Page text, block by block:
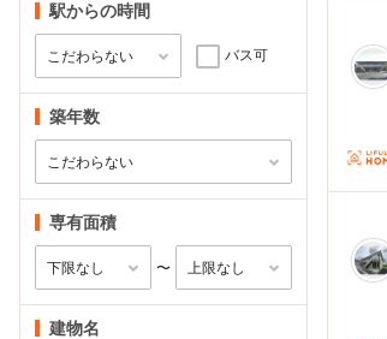
駅からの時間
バス可
築年数
専有面積
〜
建物名